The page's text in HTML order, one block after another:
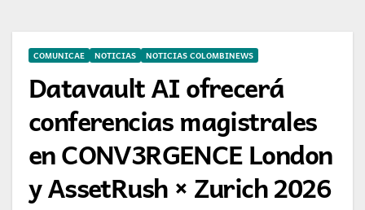
COMUNICAE NOTICIAS NOTICIAS COLOMBINEWS
Datavault AI ofrecerá
conferencias magistrales
en CONV3RGENCE London
y AssetRush × Zurich 2026